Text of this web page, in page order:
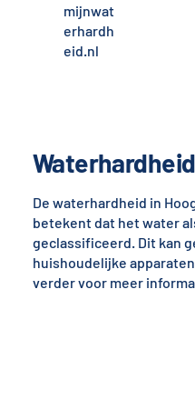
mijnwat
erhardh
eid.nl
De waterhardheid in
betekent dat het water
geclassificeerd. Dit kan
huishoudelijke
verder voor meer